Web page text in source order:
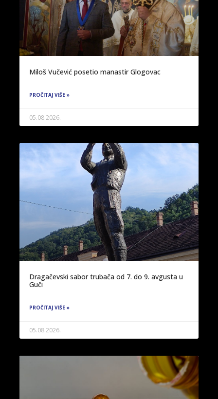
Miloš Vučević posetio manastir Glogovac
PROČITAJ VIŠE »
05.08.2026.
Dragačevski sabor trubača od 7. do 9. avgusta u
Guči
PROČITAJ VIŠE »
05.08.2026.